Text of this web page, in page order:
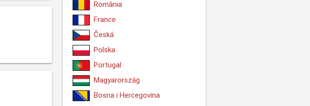
România
France
Česká
Polska
Portugal
Magyarország
Bosna i Hercegovina